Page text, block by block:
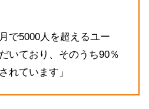
で5000人を超えるユー
いており、そのうち90％
れています」